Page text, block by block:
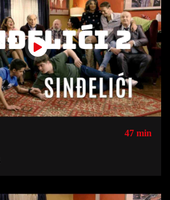
47 min